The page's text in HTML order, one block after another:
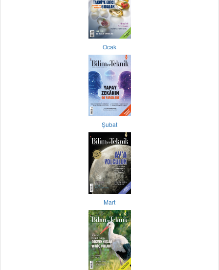
Ocak
Şubat
Mart